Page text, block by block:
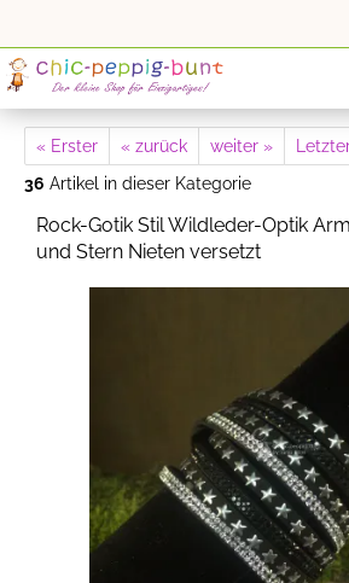
« Erster « zurück weiter »
36 Artikel in dieser Kategorie
Rock-Gotik Stil Wildleder-Optik
und Stern Nieten versetzt